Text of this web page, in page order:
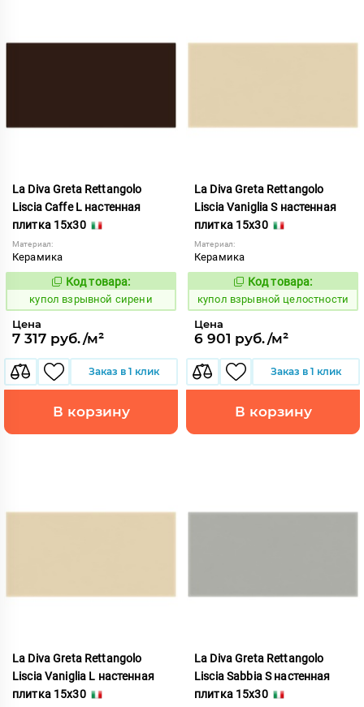
La Diva Greta Rettangolo
Liscia Caffe L настенная
плитка 15x30
Материал:
Керамика
845589
Код товара:
купол взрывной сирени
Цена
7 317 руб./м²
Заказ в 1 клик
В корзину
La Diva Greta Rettangolo
Liscia Vaniglia S настенная
плитка 15x30
Материал:
Керамика
845618
Код товара:
купол взрывной целостности
Цена
6 901 руб./м²
Заказ в 1 клик
В корзину
La Diva Greta Rettangolo
Liscia Vaniglia L настенная
плитка 15x30
La Diva Greta Rettangolo
Liscia Sabbia S настенная
плитка 15x30